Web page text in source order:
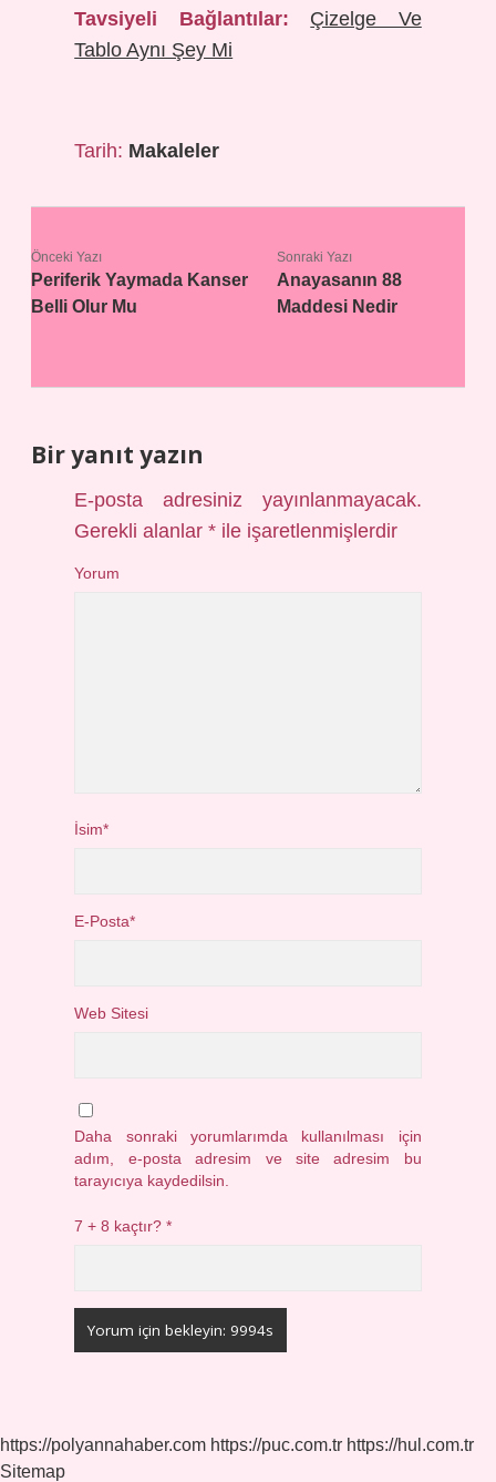
Tavsiyeli Bağlantılar:
Çizelge Ve
Tablo Aynı Şey Mi
Tarih: Makaleler
Önceki Yazı
Periferik Yaymada Kanser
Belli Olur Mu
Sonraki Yazı
Anayasanın 88
Maddesi Nedir
Bir yanıt yazın
E-posta adresiniz yayınlanmayacak.
Gerekli alanlar* ile işaretlenmişlerdir
Yorum
İsim*
E-Posta*
Web Sitesi
Daha sonraki yorumlarımda kullanılması için
adım, e-posta adresim ve site adresim bu
tarayıcıya kaydedilsin.
7 + 8 kaçtır?*
https://polyannahaber.com https://puc.com.tr https://hul.com.tr
Sitemap